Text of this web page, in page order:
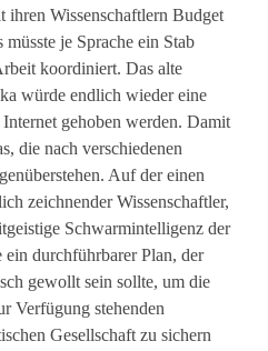
ihren Wissenschaftlern Budget
je Sprache ein Stab
koordiniert. Das alte
würde endlich wieder eine
gehoben werden. Damit
die nach verschiedenen
Auf der einen
zeichnender Wissenschaftler,
Schwarmintelligenz der
ein durchführbarer Plan, der
gewollt sein sollte, um die
Verfügung stehenden
Gesellschaft zu sichern